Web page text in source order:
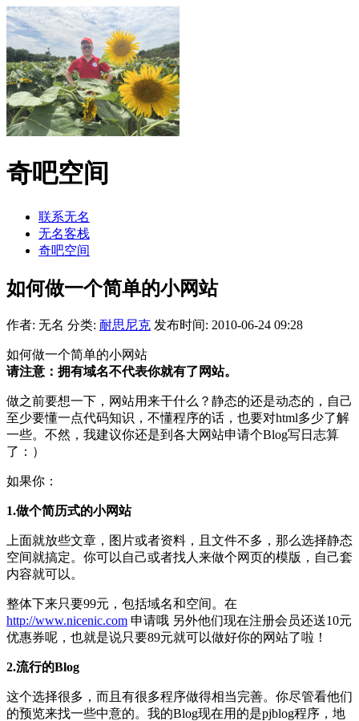
奇吧空间
联系无名
无名客栈
奇吧空间
如何做一个简单的小网站
作者: 无名 分类: 耐思尼克 发布时间: 2010-06-24 09:28
如何做一个简单的小网站
请注意：拥有域名不代表你就有了网站。
做之前要想一下，网站用来干什么？静态的还是动态的，自己
至少要懂一点代码知识，不懂程序的话，也要对html多少了解
一些。不然，我建议你还是到各大网站申请个Blog写日志算
了：）
如果你：
1.做个简历式的小网站
上面就放些文章，图片或者资料，且文件不多，那么选择静态
空间就搞定。你可以自己或者找人来做个网页的模版，自己套
内容就可以。
整体下来只要99元，包括域名和空间。在
http://www.nicenic.com 申请哦 另外他们现在注册会员还送10元
优惠券呢，也就是说只要89元就可以做好你的网站了啦！
2.流行的Blog
这个选择很多，而且有很多程序做得相当完善。你尽管看他们
的预览来找一些中意的。我的Blog现在用的是pjblog程序，地